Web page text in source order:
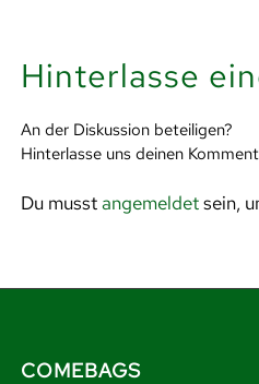
Hinterlasse
An der Diskussion beteiligen?
Hinterlasse uns deinen
Du musstangemeldetsein,
COMEBAGS